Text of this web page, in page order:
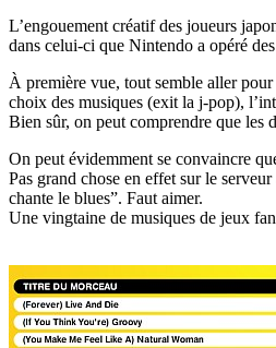
L’engouement créatif des joueurs
dans celui-ci que Nintendo a opéré
À première vue, tout semble aller
choix des musiques (exit la j-pop),
Bien sûr, on peut comprendre que les
On peut évidemment se convaincre
Pas grand chose en effet sur le
chante le blues”. Faut aimer.
Une vingtaine de musiques de jeux